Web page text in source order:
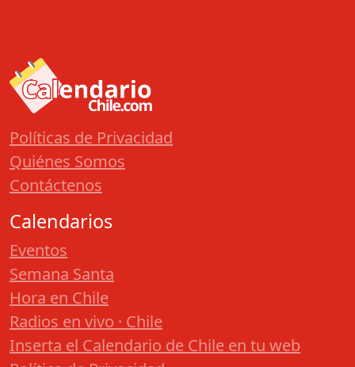
Políticas de Privacidad
Quiénes Somos
Contáctenos
Calendarios
Eventos
Semana Santa
Hora en Chile
Radios en vivo · Chile
Inserta el Calendario de Chile en tu web